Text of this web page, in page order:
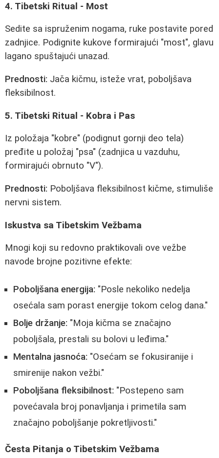
4. Tibetski Ritual - Most
Sedite sa ispruženim nogama, ruke postavite pored
zadnjice. Podignite kukove formirajući "most", glavu
lagano spuštajući unazad.
Prednosti: Jača kičmu, isteže vrat, poboljšava
fleksibilnost.
5. Tibetski Ritual - Kobra i Pas
Iz položaja "kobre" (podignut gornji deo tela)
pređite u položaj "psa" (zadnjica u vazduhu,
formirajući obrnuto "V").
Prednosti: Poboljšava fleksibilnost kičme, stimuliše
nervni sistem.
Iskustva sa Tibetskim Vežbama
Mnogi koji su redovno praktikovali ove vežbe
navode brojne pozitivne efekte:
Poboljšana energija: "Posle nekoliko nedelja
osećala sam porast energije tokom celog dana."
Bolje držanje: "Moja kičma se značajno
poboljšala, prestali su bolovi u leđima."
Mentalna jasnoća: "Osećam se fokusiranije i
smirenije nakon vežbi."
Poboljšana fleksibilnost: "Postepeno sam
povećavala broj ponavljanja i primetila sam
značajno poboljšanje pokretljivosti."
Česta Pitanja o Tibetskim Vežbama